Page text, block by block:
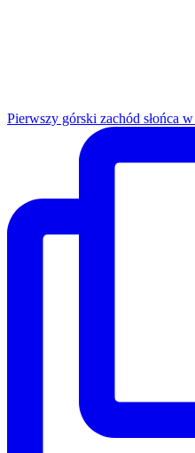
Pierwszy górski zachód słońca